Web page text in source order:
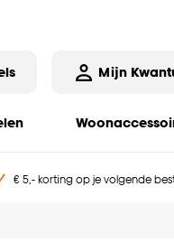
Mijn
€ 5,- korting op je volgende